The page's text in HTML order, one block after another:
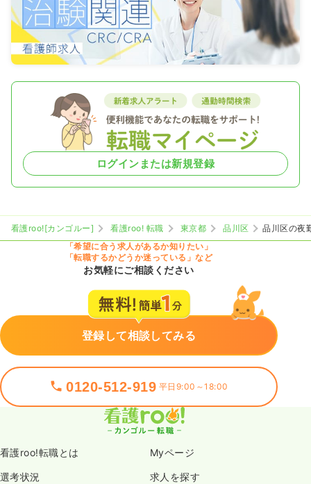
ログインまたは新規登録
看護roo![カンゴルー] 看護roo! 転職 東京都 品川区
品川区の夜
「希望に合う求人があるか知りたい」
「転職するかどうか迷っている」など
お気軽にご相談ください
登録して相談してみる
0120-512-919 平日9:00～18:00
看護roo!転職とは Myページ
選考状況 求人を探す